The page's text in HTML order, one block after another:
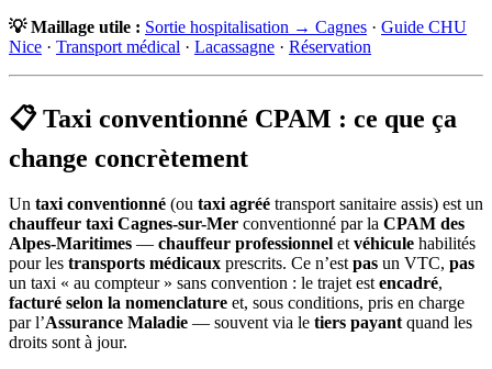
💡 Maillage utile : Sortie hospitalisation → Cagnes · Guide CHU
Nice · Transport médical · Lacassagne · Réservation
📋 Taxi conventionné CPAM : ce que ça
change concrètement
Un taxi conventionné (ou taxi agréé transport sanitaire assis) est un
chauffeur taxi Cagnes-sur-Mer conventionné par la CPAM des
Alpes-Maritimes — chauffeur professionnel etvéhicule habilités
pour les transports médicaux prescrits. Ce n’estpas un VTC, pas
un taxi « au compteur » sans convention : le trajet estencadré,
facturé selon la nomenclature et, sous conditions, pris en charge
par l’Assurance Maladie — souvent via le tiers payantquand les
droits sont à jour.